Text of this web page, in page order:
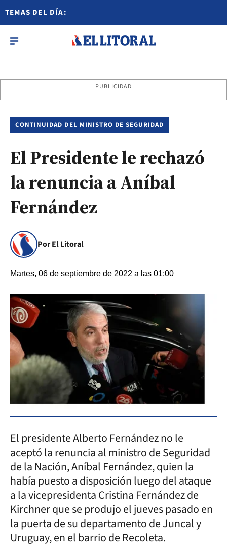
TEMAS DEL DÍA:
PUBLICIDAD
CONTINUIDAD DEL MINISTRO DE SEGURIDAD
El Presidente le rechazó
la renuncia a Aníbal
Fernández
Por El Litoral
Martes, 06 de septiembre de 2022 a las 01:00
El presidente Alberto Fernández no le
aceptó la renuncia al ministro de Seguridad
de la Nación, Aníbal Fernández, quien la
había puesto a disposición luego del ataque
a la vicepresidenta Cristina Fernández de
Kirchner que se produjo el jueves pasado en
la puerta de su departamento de Juncal y
Uruguay, en el barrio de Recoleta.